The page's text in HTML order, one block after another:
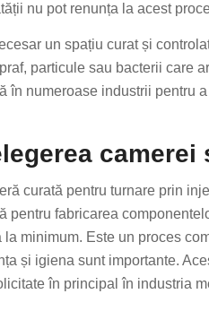
nu pot renunța la acest
un spațiu curat și
particule sau bacterii care
în numeroase industrii pentru
curată pentru turnare prin
pentru fabricarea
la minimum. Este un proces
și igiena sunt importante.
în principal în industria